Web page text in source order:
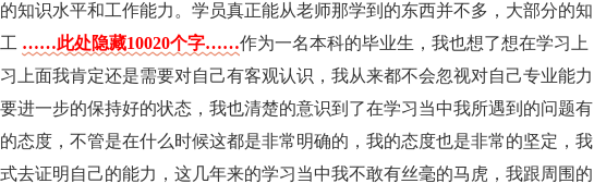
知识水平和工作能力。学员真正能从老师那学到的东西并不多，大部分的知
……此处隐藏10020个字……作为一名本科的毕业生，我也想了想在学习上
上面我肯定还是需要对自己有客观认识，我从来都不会忽视对自己专业能力
进一步的保持好的状态，我也清楚的意识到了在学习当中我所遇到的问题有
态度，不管是在什么时候这都是非常明确的，我的态度也是非常的坚定，我
去证明自己的能力，这几年来的学习当中我不敢有丝毫的马虎，我跟周围的